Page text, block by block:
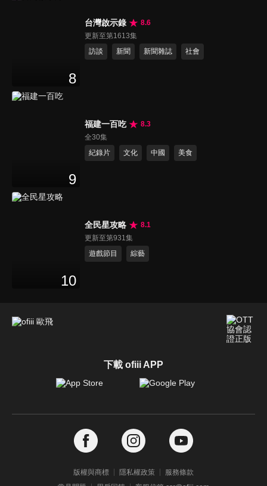
8
台灣啟示錄
8.6
更新至第1613集
訪談
新聞 新聞雜誌 社會
9
福建一百吃
8.3
全30集
紀錄片
文化 中國 美食
10
全民星攻略
8.1
更新至第931集
遊戲節目
綜藝
下載 ofiii APP
版權與商標 隱私權政策
服務條款